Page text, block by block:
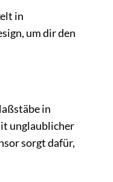
in
um dir den
in
unglaublicher
sorgt dafür,